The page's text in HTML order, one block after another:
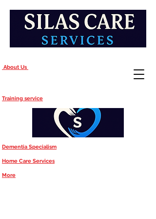
About Us
Training service
Dementia Specialism
Home Care Services
More